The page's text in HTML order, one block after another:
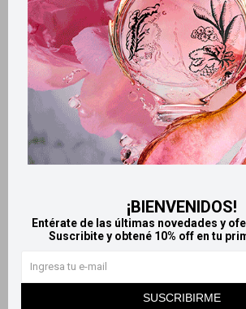
¡BIENVENIDOS!
Entérate de las últimas novedades y
Suscribite y obtené 10% off en tu
SUSCRIBIRME
Productos que te pueden
LlegaHOY